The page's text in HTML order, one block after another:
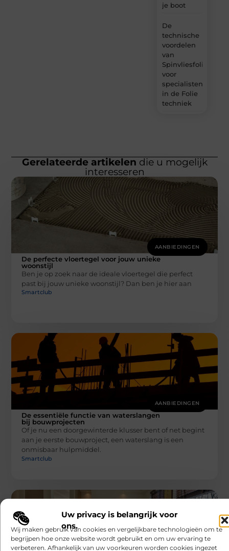
Uw privacy is belangrijk voor
ons.
Wij maken gebruik van cookies en vergelijkbare technologieën om te
begrijpen hoe onze website wordt gebruikt en om uw ervaring te
verbeteren. Afhankelijk van uw voorkeuren worden cookies ingezet
je boot
De
technische
voordelen
van
Spinvliesfolie
voor
specialisten
in de Folie
techniek
Gerelateerde artikelen die u mogelijk
interesseren
AANBIEDINGEN
De perfecte vloertegel voor jouw unieke
woonstijl
Ben je op zoek naar de ideale vloertegel die perfect
past bij jouw unieke woonstijl? Dan ben je hier aan
Smartclub
AANBIEDINGEN
De essentiële functie van waterslangen
bij bouwprojecten
Of je nu een doorgewinterde klusser bent of net begint
aan je eerste bouwproject, een waterslang is een
onmisbaar hulpmiddel.
Smartclub